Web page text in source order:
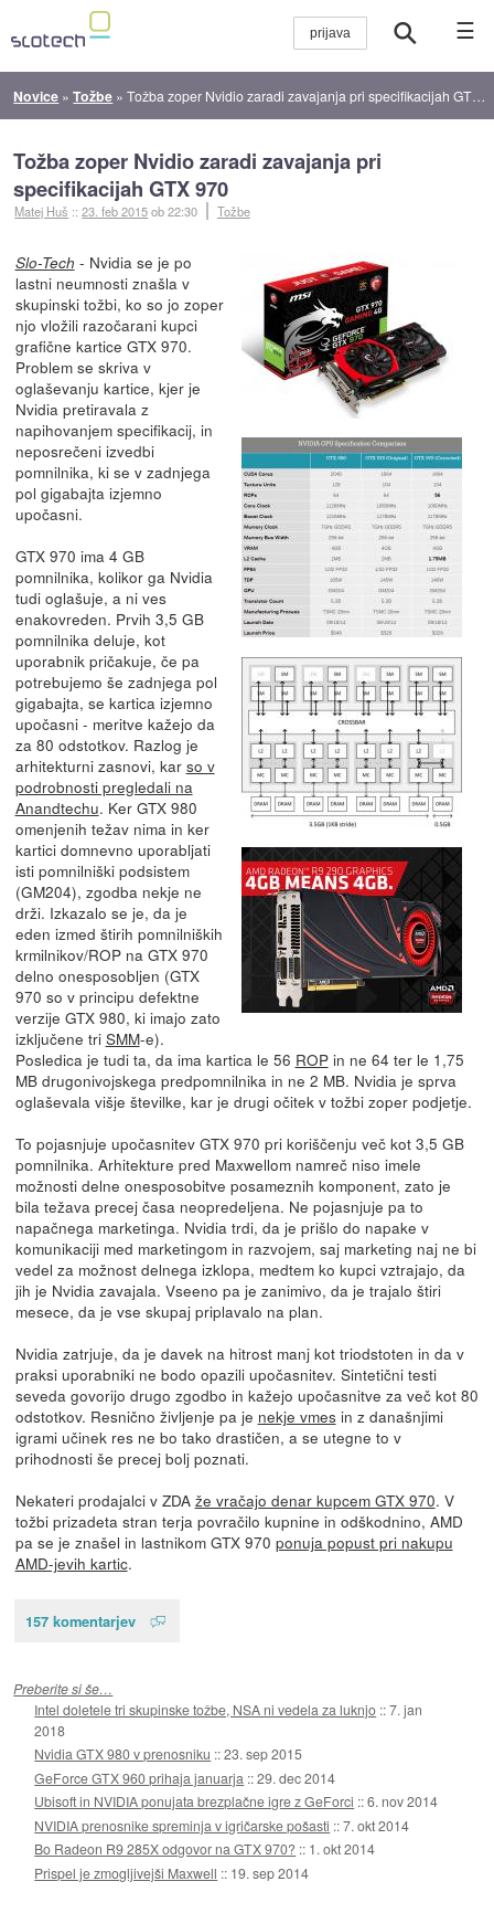
☰
Novice »Tožbe »Tožba zoper Nvidio zaradi zavajanja pri specifikacijah GTX 970
Tožba zoper Nvidio zaradi zavajanja pri
specifikacijah GTX 970
Matej Huš ::23. feb 2015ob 22:30 Tožbe
Slo-Tech - Nvidia se je po
lastni neumnosti znašla v
skupinski tožbi, ko so jo zoper
njo vložili razočarani kupci
grafične kartice GTX 970.
Problem se skriva v
oglaševanju kartice, kjer je
Nvidia pretiravala z
napihovanjem specifikacij, in
neposrečeni izvedbi
pomnilnika, ki se v zadnjega
pol gigabajta izjemno
upočasni.
GTX 970 ima 4 GB
pomnilnika, kolikor ga Nvidia
tudi oglašuje, a ni ves
enakovreden. Prvih 3,5 GB
pomnilnika deluje, kot
uporabnik pričakuje, če pa
potrebujemo še zadnjega pol
gigabajta, se kartica izjemno
upočasni - meritve kažejo da
za 80 odstotkov. Razlog je
arhitekturni zasnovi, kar so v
podrobnosti pregledali na
Anandtechu. Ker GTX 980
omenjenih težav nima in ker
kartici domnevno uporabljati
isti pomnilniški podsistem
(GM204), zgodba nekje ne
drži. Izkazalo se je, da je
eden izmed štirih pomnilniških
krmilnikov/ROP na GTX 970
delno onesposobljen (GTX
970 so v principu defektne
verzije GTX 980, ki imajo zato
izključene tri SMM-e).
Posledica je tudi ta, da ima kartica le 56 ROPin ne 64 ter le 1,75
MB drugonivojskega predpomnilnika in ne 2 MB. Nvidia je sprva
oglaševala višje številke, kar je drugi očitek v tožbi zoper podjetje.
To pojasnjuje upočasnitev GTX 970 pri koriščenju več kot 3,5 GB
pomnilnika. Arhitekture pred Maxwellom namreč niso imele
možnosti delne onesposobitve posameznih komponent, zato je
bila težava precej časa neopredeljena. Ne pojasnjuje pa to
napačnega marketinga. Nvidia trdi, da je prišlo do napake v
komunikaciji med marketingom in razvojem, saj marketing naj ne bi
vedel za možnost delnega izklopa, medtem ko kupci vztrajajo, da
jih je Nvidia zavajala. Vseeno pa je zanimivo, da je trajalo štiri
mesece, da je vse skupaj priplavalo na plan.
Nvidia zatrjuje, da je davek na hitrost manj kot triodstoten in da v
praksi uporabniki ne bodo opazili upočasnitev. Sintetični testi
seveda govorijo drugo zgodbo in kažejo upočasnitve za več kot 80
odstotkov. Resnično življenje pa je nekje vmesin z današnjimi
igrami učinek res ne bo tako drastičen, a se utegne to v
prihodnosti še precej bolj poznati.
Nekateri prodajalci v ZDA že vračajo denar kupcem GTX 970. V
tožbi prizadeta stran terja povračilo kupnine in odškodnino, AMD
pa se je znašel in lastnikom GTX 970 ponuja popust pri nakupu
AMD-jevih kartic.
157 komentarjev
Preberite si še…
Intel doletele tri skupinske tožbe, NSA ni vedela za luknjo ::7. jan
2018
Nvidia GTX 980 v prenosniku ::23. sep 2015
GeForce GTX 960 prihaja januarja ::29. dec 2014
Ubisoft in NVIDIA ponujata brezplačne igre z GeForci ::6. nov 2014
NVIDIA prenosnike spreminja v igričarske pošasti ::7. okt 2014
Bo Radeon R9 285X odgovor na GTX 970? :: 1. okt 2014
Prispel je zmogljivejši Maxwell :: 19. sep 2014